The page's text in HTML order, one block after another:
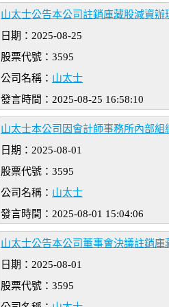
山太士公告本公司註銷庫藏股減資辦
日期：2025-08-25
股票代號：3595
公司名稱： 山太士
發言時間：2025-08-25 16:58:10
山太士本公司因會計師事務所內部組
日期：2025-08-01
股票代號：3595
公司名稱： 山太士
發言時間：2025-08-01 15:04:06
山太士公告本公司董事會決議註銷庫
日期：2025-08-01
股票代號：3595